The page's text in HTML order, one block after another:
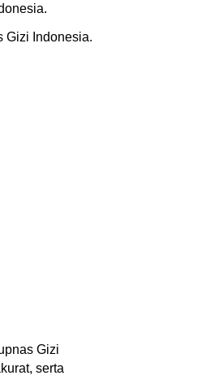
Gizi Indonesia.
Gizi
serta